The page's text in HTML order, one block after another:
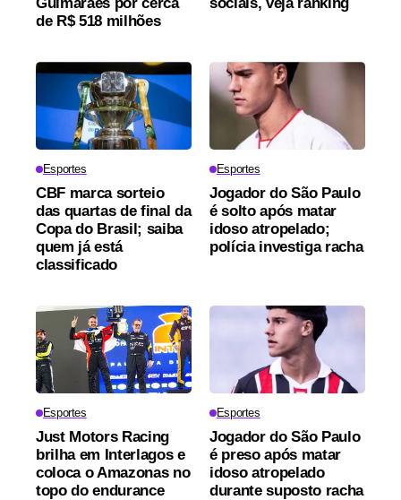
de R$ 518 milhões
Esportes
CBF marca sorteio
das quartas de final da
Copa do Brasil; saiba
quem já está
classificado
Esportes
Jogador do São Paulo
é solto após matar
idoso atropelado;
polícia investiga racha
Esportes
Just Motors Racing
brilha em Interlagos e
coloca o Amazonas no
topo do endurance
Esportes
Jogador do São Paulo
é preso após matar
idoso atropelado
durante suposto racha